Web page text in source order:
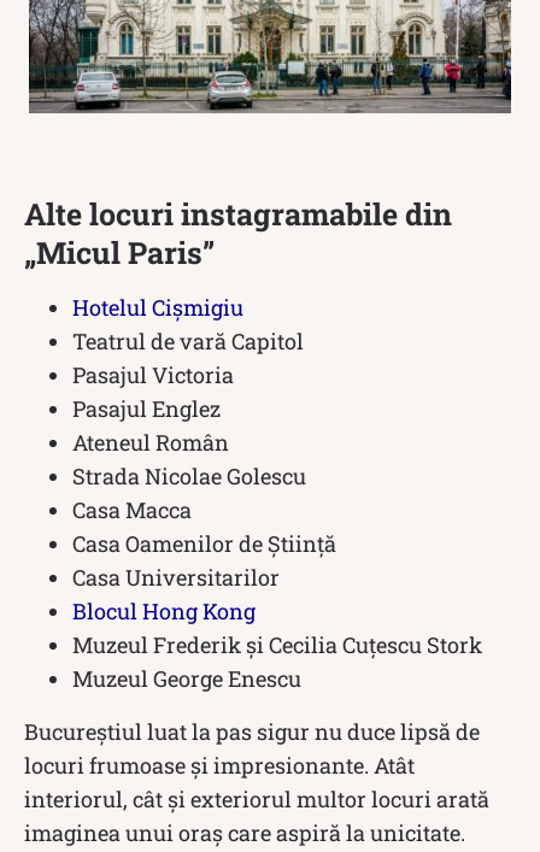
Alte locuri instagramabile din
„Micul Paris”
Hotelul Cișmigiu
Teatrul de vară Capitol
Pasajul Victoria
Pasajul Englez
Ateneul Român
Strada Nicolae Golescu
Casa Macca
Casa Oamenilor de Știință
Casa Universitarilor
Blocul Hong Kong
Muzeul Frederik și Cecilia Cuțescu Stork
Muzeul George Enescu
Bucureștiul luat la pas sigur nu duce lipsă de
locuri frumoase și impresionante. Atât
interiorul, cât și exteriorul multor locuri arată
imaginea unui oraș care aspiră la unicitate.